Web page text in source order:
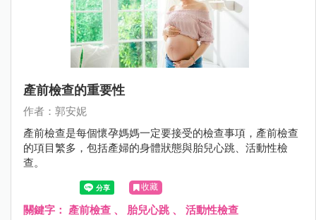
產前檢查的重要性
作者：郭安妮
產前檢查是每個懷孕媽媽一定要接受的檢查事項，產前檢查
的項目繁多，包括產婦的身體狀態與胎兒心跳、活動性檢
查。
收藏
關鍵字： 產前檢查 、 胎兒心跳、 活動性檢查